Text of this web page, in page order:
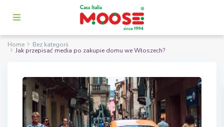
Home Bez kategorii
Jak przepisać media po zakupie domu we Włoszech?